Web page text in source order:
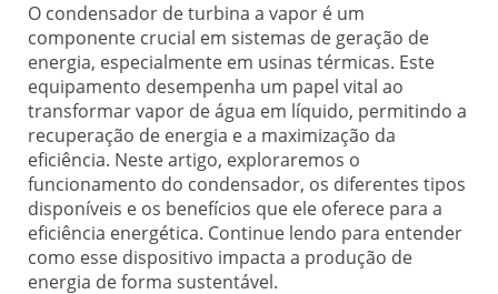
O condensador de turbina a vapor é um
componente crucial em sistemas de geração de
energia, especialmente em usinas térmicas. Este
equipamento desempenha um papel vital ao
transformar vapor de água em líquido, permitindo a
recuperação de energia e a maximização da
eficiência. Neste artigo, exploraremos o
funcionamento do condensador, os diferentes tipos
disponíveis e os benefícios que ele oferece para a
eficiência energética. Continue lendo para entender
como esse dispositivo impacta a produção de
energia de forma sustentável.